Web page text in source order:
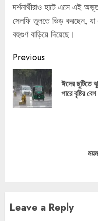
দর্শনার্থীরাও হাটে এসে এই
সেলফি তুলতে ভিড় করছেন, যা
বহুগুণ বাড়িয়ে দিয়েছে।
Continue
Reading
Previous
ঈদের ছুটিতে
পারে বৃষ্টির বেগ
Leave a Reply